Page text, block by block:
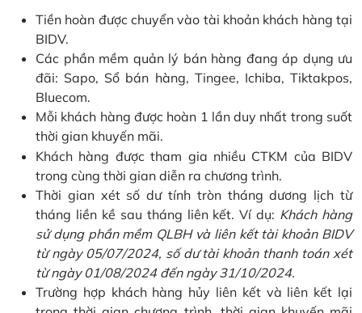
Tiền hoàn được chuyển vào tài khoản khách hàng tại
BIDV.
Các phần mềm quản lý bán hàng đang áp dụng ưu
đãi: Sapo, Sổ bán hàng, Tingee, Ichiba, Tiktakpos,
Bluecom.
Mỗi khách hàng được hoàn 1 lần duy nhất trong suốt
thời gian khuyến mãi.
Khách hàng được tham gia nhiều CTKM của BIDV
trong cùng thời gian diễn ra chương trình.
Thời gian xét số dư tính tròn tháng dương lịch từ
tháng liền kề sau tháng liên kết. Ví dụ: Khách hàng
sử dụng phần mềm QLBH và liên kết tài khoản BIDV
từ ngày 05/07/2024, số dư tài khoản thanh toán xét
từ ngày 01/08/2024 đến ngày 31/10/2024.
Trường hợp khách hàng hủy liên kết và liên kết lại